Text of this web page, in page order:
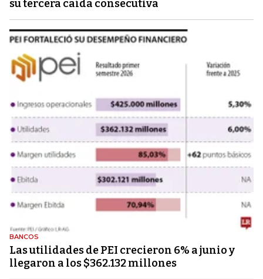
su tercera caída consecutiva
BANCOS
Las utilidades de PEI crecieron 6% a junio y
llegaron a los $362.132 millones